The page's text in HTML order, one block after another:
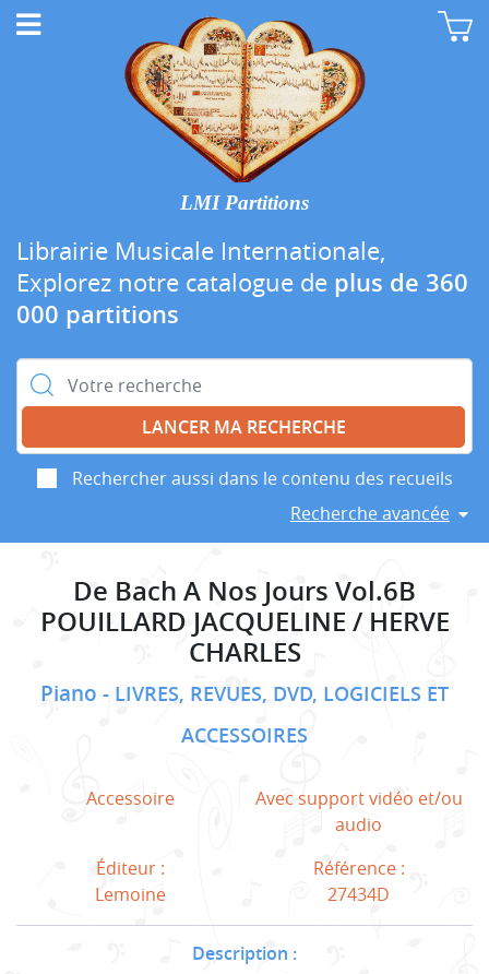
LMI Partitions
Librairie Musicale Internationale,
Explorez notre catalogue de plus de 360
000 partitions
Rechercher :
Rechercher aussi dans le contenu des recueils
Recherche avancée
De Bach A Nos Jours Vol.6B
POUILLARD JACQUELINE / HERVE
CHARLES
Piano
LIVRES, REVUES, DVD, LOGICIELS ET
ACCESSOIRES
Accessoire
Avec support vidéo et/ou
audio
Éditeur :
Lemoine
Référence :
27434D
Description :